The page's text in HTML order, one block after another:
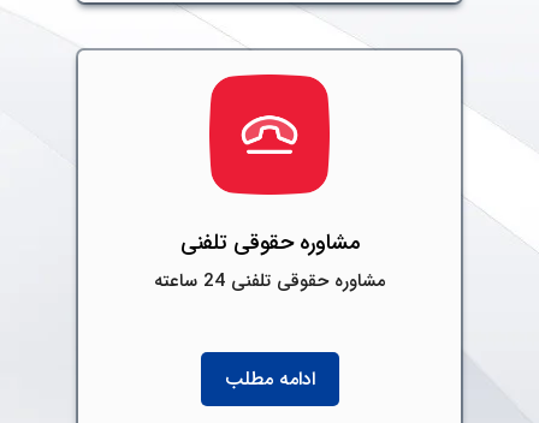
مشاوره حقوقی تلفنی
مشاوره حقوقی تلفنی 24 ساعته
ادامه مطلب